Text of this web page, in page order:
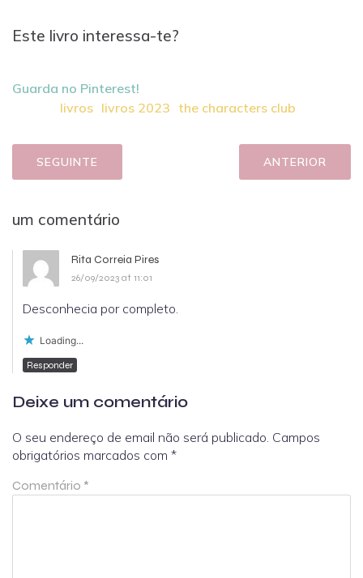
Este livro interessa-te?
Guarda no Pinterest!
livros livros 2023 the characters club
SEGUINTE ANTERIOR
um comentário
Rita Correia Pires
26/09/2023 at 11:01
Desconhecia por completo.
Loading...
Responder
Deixe um comentário
O seu endereço de email não será publicado. Campos
obrigatórios marcados com *
Comentário *